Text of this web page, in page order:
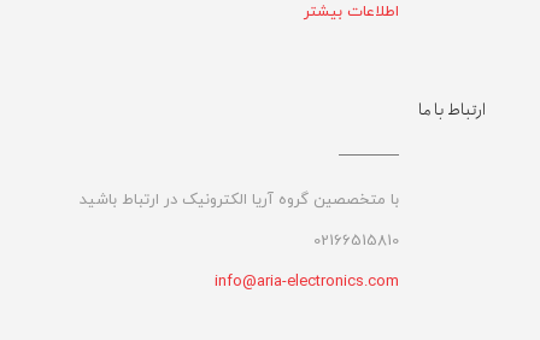
اطلاعات بیشتر
ارتباط با ما
با متخصصین گروه آریا الکترونیک در ارتباط باشید
02166515810
info@aria-electronics.com